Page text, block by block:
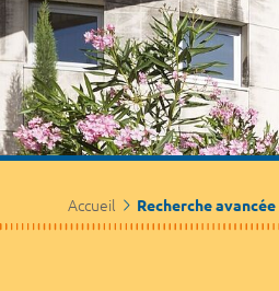
Accueil Recherche avancée